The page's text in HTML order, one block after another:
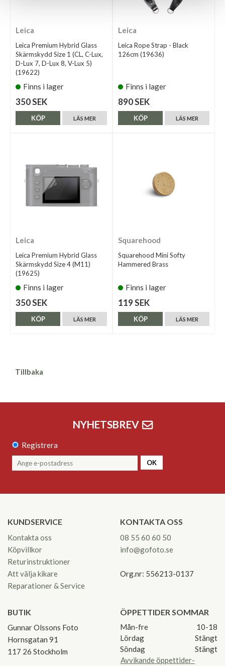
Leica
Leica Premium Hybrid Glass
Skärmskydd Size 1 (CL, C-Lux,
D-Lux 7, D-Lux 8, V-Lux 5)
(19622)
Finns i lager
350 SEK
LÄS MER
KÖP
Leica
Leica Rope Strap - Black
126cm (19636)
Finns i lager
890 SEK
LÄS MER
KÖP
Leica
Leica Premium Hybrid Glass
Skärmskydd Size 4 (M11)
(19625)
Finns i lager
350 SEK
LÄS MER
KÖP
Squarehood
Squarehood Mini Softy
Hammered Brass
Finns i lager
119 SEK
LÄS MER
KÖP
Tillbaka
NYHETSBREV
Registrera
OK
KUNDSERVICE
Kontakta oss
Köpvillkor
Returinstruktioner
Att välja kikare
Reparationer & Service
KONTAKTA OSS
08 55 60 60 50
info@gofoto.se
Org.nr: 556213-0137
BUTIK
Gunnar Olssons Foto
Hornsgatan 91
117 26 Stockholm
ÖPPETTIDER SOMMAR
Mån-fre
10-18
Lördag
Stängt
Söndag
Stängt
Avvikande öppettider-